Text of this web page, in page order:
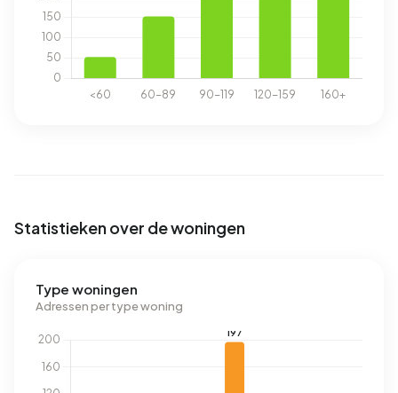
Statistieken over de woningen
Type woningen
Adressen per type woning